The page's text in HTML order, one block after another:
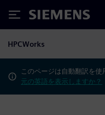
Siemens
HPCWorks
このページは自動翻訳を使
元の英語を表示しますか？